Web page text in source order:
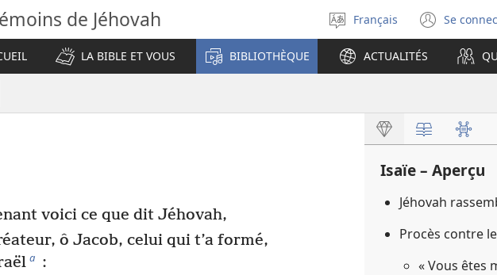
de Jéhovah
Sélectionner
la
langue
Français Se
une
LA BIBLE ET VOUS BIBLIOTHÈQUE ACTUALITÉS
voici ce que dit Jéhovah,
ô Jacob, celui qui t’a formé,
a :
Isaïe – Aperçu
Jéhovah
Procès contre
« Vous êtes